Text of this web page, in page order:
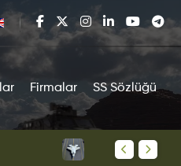
Firmalar SS Sözlüğü
KAAN